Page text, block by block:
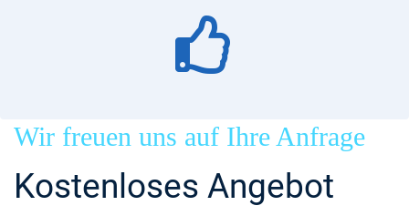
Wir freuen uns auf Ihre Anfrage
Kostenloses Angebot